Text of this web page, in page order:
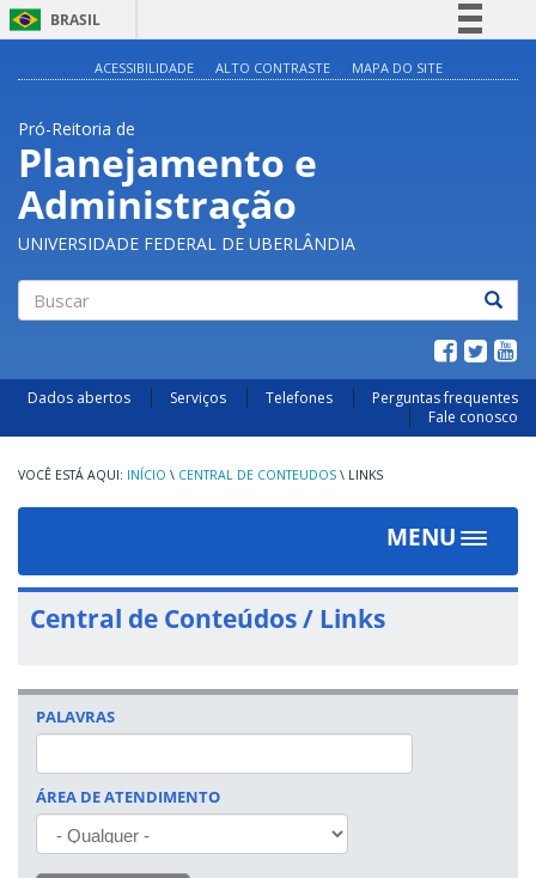
BRASIL
Acesso à informação
ACESSIBILIDADE ALTO CONTRASTE MAPA DO SITE
Pró-Reitoria de
Planejamento e
Administração
UNIVERSIDADE FEDERAL DE UBERLÂNDIA
Dados abertos Serviços Telefones
Perguntas frequentes
Fale conosco
INÍCIO \ CENTRAL DE CONTEUDOS \ LINKS
MENU
Toggle
Central de Conteúdos / Links
PALAVRAS
ÁREA DE ATENDIMENTO